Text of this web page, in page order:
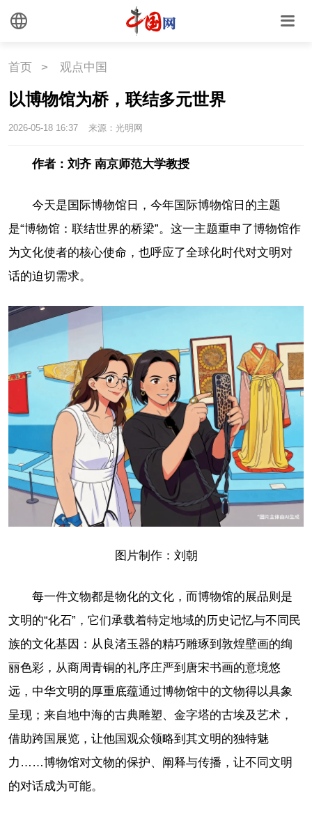
首页 > 观点中国
以博物馆为桥，联结多元世界
2026-05-18 16:37 来源：光明网
作者：刘齐 南京师范大学教授
今天是国际博物馆日，今年国际博物馆日的主题
是“博物馆：联结世界的桥梁”。这一主题重申了博物馆作
为文化使者的核心使命，也呼应了全球化时代对文明对
话的迫切需求。
图片制作：刘朝
每一件文物都是物化的文化，而博物馆的展品则是
文明的“化石”，它们承载着特定地域的历史记忆与不同民
族的文化基因：从良渚玉器的精巧雕琢到敦煌壁画的绚
丽色彩，从商周青铜的礼序庄严到唐宋书画的意境悠
远，中华文明的厚重底蕴通过博物馆中的文物得以具象
呈现；来自地中海的古典雕塑、金字塔的古埃及艺术，
借助跨国展览，让他国观众领略到其文明的独特魅
力……博物馆对文物的保护、阐释与传播，让不同文明
的对话成为可能。